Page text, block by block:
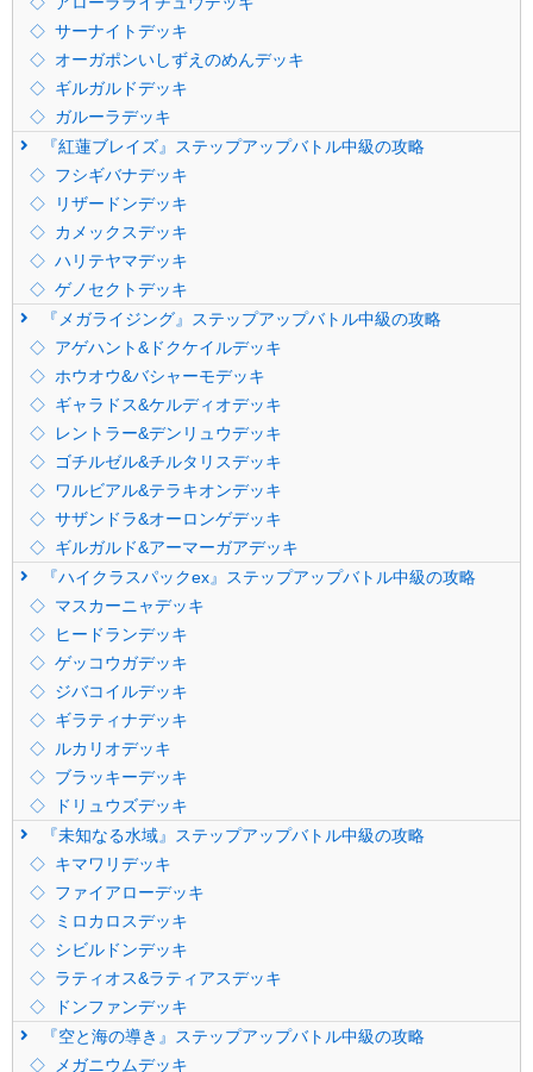
サーナイトデッキ
オーガポンいしずえのめんデッキ
ギルガルドデッキ
ガルーラデッキ
『紅蓮ブレイズ』ステップアップバトル中級の攻略
フシギバナデッキ
リザードンデッキ
カメックスデッキ
ハリテヤマデッキ
ゲノセクトデッキ
『メガライジング』ステップアップバトル中級の攻略
アゲハント&ドクケイルデッキ
ホウオウ&バシャーモデッキ
ギャラドス&ケルディオデッキ
レントラー&デンリュウデッキ
ゴチルゼル&チルタリスデッキ
ワルビアル&テラキオンデッキ
サザンドラ&オーロンゲデッキ
ギルガルド&アーマーガアデッキ
『ハイクラスパックex』ステップアップバトル中級の攻略
マスカーニャデッキ
ヒードランデッキ
ゲッコウガデッキ
ジバコイルデッキ
ギラティナデッキ
ルカリオデッキ
ブラッキーデッキ
ドリュウズデッキ
『未知なる水域』ステップアップバトル中級の攻略
キマワリデッキ
ファイアローデッキ
ミロカロスデッキ
シビルドンデッキ
ラティオス&ラティアスデッキ
ドンファンデッキ
『空と海の導き』ステップアップバトル中級の攻略
メガニウムデッキ